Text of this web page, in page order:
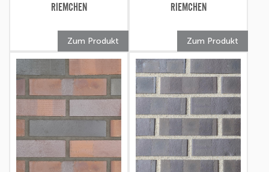
RIEMCHEN
Zum Produkt
RIEMCHEN
Zum Produkt